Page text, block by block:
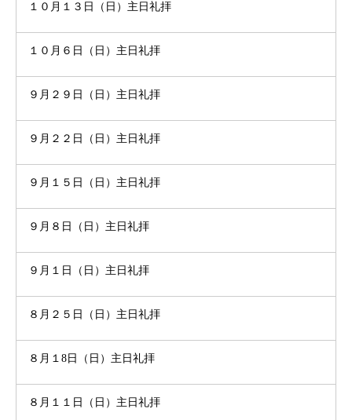
１０月１３日（日）主日礼拝
１０月６日（日）主日礼拝
９月２９日（日）主日礼拝
９月２２日（日）主日礼拝
９月１５日（日）主日礼拝
９月８日（日）主日礼拝
９月１日（日）主日礼拝
８月２５日（日）主日礼拝
８月１8日（日）主日礼拝
８月１１日（日）主日礼拝